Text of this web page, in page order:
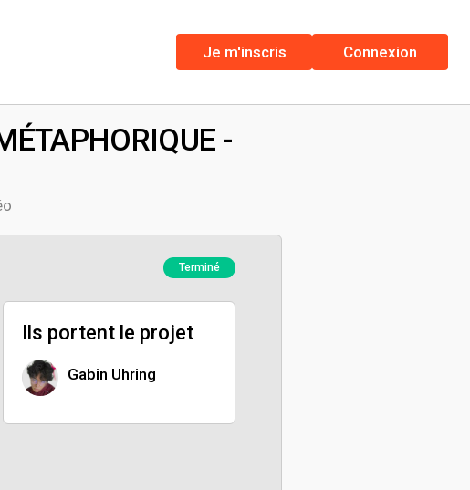
Je m'inscris Connexion
-
Terminé
Ils portent le projet
Gabin Uhring